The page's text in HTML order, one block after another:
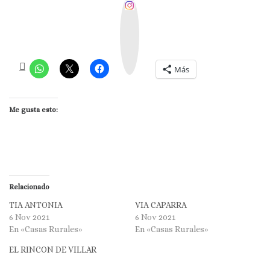
Más
Me gusta esto:
Relacionado
TIA ANTONIA
6 Nov 2021
En «Casas Rurales»
VIA CAPARRA
6 Nov 2021
En «Casas Rurales»
EL RINCON DE VILLAR